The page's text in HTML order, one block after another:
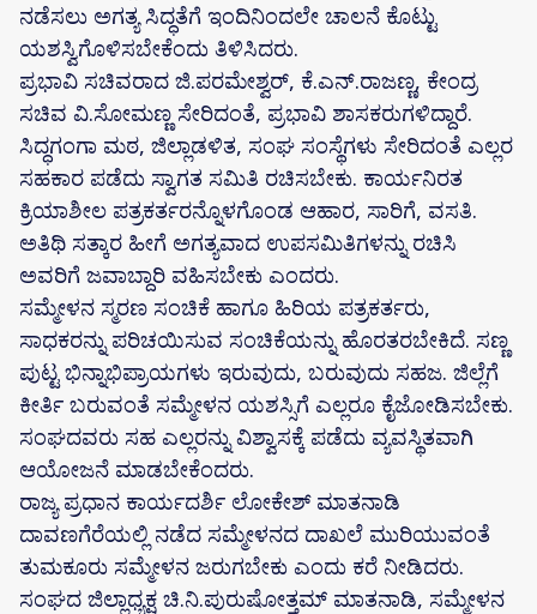
ನಡೆಸಲು ಅಗತ್ಯ ಸಿದ್ಧತೆಗೆ ಇಂದಿನಿಂದಲೇ ಚಾಲನೆ ಕೊಟ್ಟು
ಯಶಸ್ವಿಗೊಳಿಸಬೇಕೆಂದು ತಿಳಿಸಿದರು.
ಪ್ರಭಾವಿ ಸಚಿವರಾದ ಜಿ.ಪರಮೇಶ್ವರ್, ಕೆ.ಎನ್.ರಾಜಣ್ಣ, ಕೇಂದ್ರ
ಸಚಿವ ವಿ.ಸೋಮಣ್ಣ ಸೇರಿದಂತೆ, ಪ್ರಭಾವಿ ಶಾಸಕರುಗಳಿದ್ದಾರೆ.
ಸಿದ್ಧಗಂಗಾ ಮಠ, ಜಿಲ್ಲಾಡಳಿತ, ಸಂಘ ಸಂಸ್ಥೆಗಳು ಸೇರಿದಂತೆ ಎಲ್ಲರ
ಸಹಕಾರ ಪಡೆದು ಸ್ವಾಗತ ಸಮಿತಿ ರಚಿಸಬೇಕು. ಕಾರ್ಯನಿರತ
ಕ್ರಿಯಾಶೀಲ ಪತ್ರಕರ್ತರನ್ನೊಳಗೊಂಡ ಆಹಾರ, ಸಾರಿಗೆ, ವಸತಿ.
ಅತಿಥಿ ಸತ್ಕಾರ ಹೀಗೆ ಅಗತ್ಯವಾದ ಉಪಸಮಿತಿಗಳನ್ನು ರಚಿಸಿ
ಅವರಿಗೆ ಜವಾಬ್ದಾರಿ ವಹಿಸಬೇಕು ಎಂದರು.
ಸಮ್ಮೇಳನ ಸ್ಮರಣ ಸಂಚಿಕೆ ಹಾಗೂ ಹಿರಿಯ ಪತ್ರಕರ್ತರು,
ಸಾಧಕರನ್ನು ಪರಿಚಯಿಸುವ ಸಂಚಿಕೆಯನ್ನು ಹೊರತರಬೇಕಿದೆ. ಸಣ್ಣ
ಪುಟ್ಟ ಭಿನ್ನಾಭಿಪ್ರಾಯಗಳು ಇರುವುದು, ಬರುವುದು ಸಹಜ. ಜಿಲ್ಲೆಗೆ
ಕೀರ್ತಿ ಬರುವಂತೆ ಸಮ್ಮೇಳನ ಯಶಸ್ಸಿಗೆ ಎಲ್ಲರೂ ಕೈಜೋಡಿಸಬೇಕು.
ಸಂಘದವರು ಸಹ ಎಲ್ಲರನ್ನು ವಿಶ್ವಾಸಕ್ಕೆ ಪಡೆದು ವ್ಯವಸ್ಥಿತವಾಗಿ
ಆಯೋಜನೆ ಮಾಡಬೇಕೆಂದರು.
ರಾಜ್ಯ ಪ್ರಧಾನ ಕಾರ್ಯದರ್ಶಿ ಲೋಕೇಶ್ ಮಾತನಾಡಿ
ದಾವಣಗೆರೆಯಲ್ಲಿ ನಡೆದ ಸಮ್ಮೇಳನದ ದಾಖಲೆ ಮುರಿಯುವಂತೆ
ತುಮಕೂರು ಸಮ್ಮೇಳನ ಜರುಗಬೇಕು ಎಂದು ಕರೆ ನೀಡಿದರು.
ಸಂಘದ ಜಿಲ್ಲಾಧ್ಯಕ್ಷ ಚಿ.ನಿ.ಪುರುಷೋತ್ತಮ್ ಮಾತನಾಡಿ, ಸಮ್ಮೇಳನ